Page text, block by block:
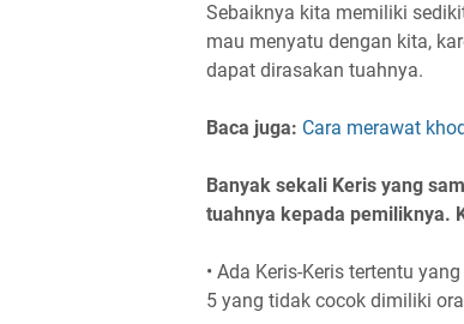
Sebaiknya kita memiliki
mau menyatu dengan kita,
dapat dirasakan tuahnya.
Baca juga: Cara merawat
Banyak sekali Keris yang
tuahnya kepada pemiliknya.
• Ada Keris-Keris tertentu
5 yang tidak cocok dimiliki